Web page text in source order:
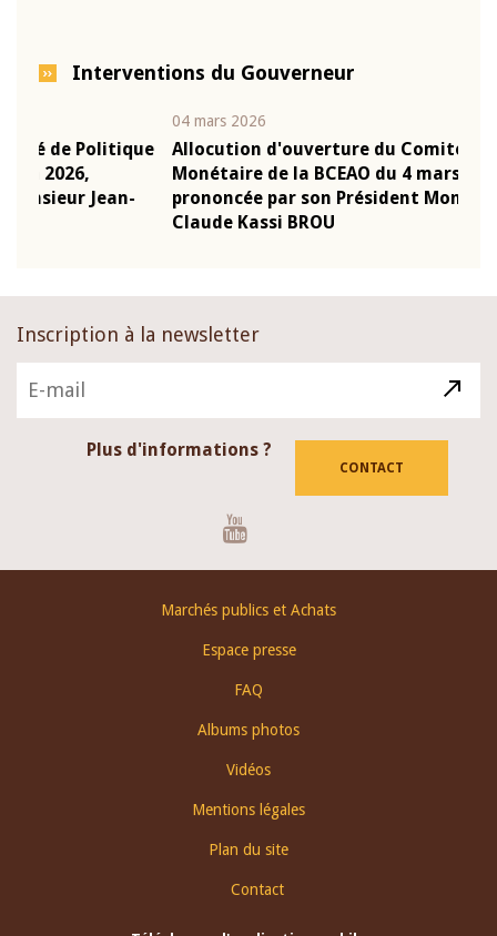
Interventions du Gouverneur
Allocution d'ouverture du Comité de Politique
Monétaire de la BCEAO du 4 mars 2026,
prononcée par son Président Monsieur Jean-
Claude Kassi BROU
Inscription à la newsletter
Plus d'informations ?
CONTACT
Marchés publics et Achats
Espace presse
FAQ
Albums photos
Vidéos
Mentions légales
Plan du site
Contact